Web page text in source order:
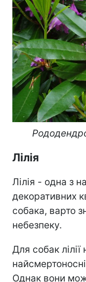
Лілія
Лілія - одна з
декоративних
собака, варто
небезпеку.
Для собак
Однак вони